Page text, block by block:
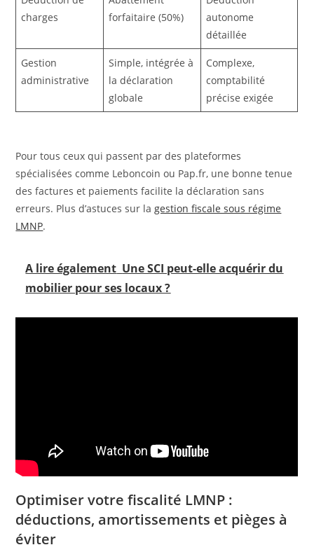
charges
forfaitaire (50%)
autonome
détaillée
Gestion
administrative
Simple, intégrée à
la déclaration
globale
Complexe,
comptabilité
précise exigée
Pour tous ceux qui passent par des plateformes
spécialisées comme Leboncoin ou Pap.fr, une bonne tenue
des factures et paiements facilite la déclaration sans
erreurs. Plus d’astuces sur lagestion fiscale sous régime
LMNP.
A lire également Une SCI peut-elle acquérir du
mobilier pour ses locaux ?
Optimiser votre fiscalité LMNP :
déductions, amortissements et pièges à
éviter